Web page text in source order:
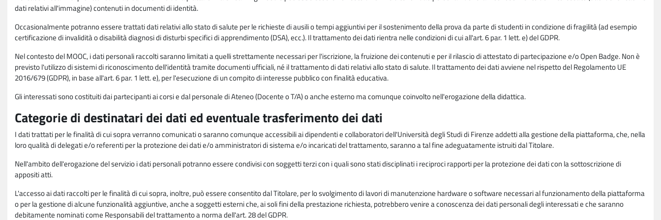
dati relativi all'immagine) contenuti in documenti di identità.
Occasionalmente potranno essere trattati dati relativi allo stato di salute per le richieste di ausili o tempi aggiuntivi per il sostenimento della prova da parte di studenti in condizione di fragilità (ad esempio
certificazione di invalidità o disabilità diagnosi di disturbi specifici di apprendimento (DSA), ecc.). Il trattamento dei dati rientra nelle condizioni di cui all'art. 6 par. 1 lett. e) del GDPR.
Nel contesto del MOOC, i dati personali raccolti saranno limitati a quelli strettamente necessari per l'iscrizione, la fruizione dei contenuti e per il rilascio di attestato di partecipazione e/o Open Badge. Non è
previsto l'utilizzo di sistemi di riconoscimento dell'identità tramite documenti ufficiali, né il trattamento di dati relativi allo stato di salute. Il trattamento dei dati avviene nel rispetto del Regolamento UE
2016/679 (GDPR), in base all'art. 6 par. 1 lett. e), per l'esecuzione di un compito di interesse pubblico con finalità educativa.
Gli interessati sono costituiti dai partecipanti ai corsi e dal personale di Ateneo (Docente o T/A) o anche esterno ma comunque coinvolto nell'erogazione della didattica.
Categorie di destinatari dei dati ed eventuale trasferimento dei dati
I dati trattati per le finalità di cui sopra verranno comunicati o saranno comunque accessibili ai dipendenti e collaboratori dell'Università degli Studi di Firenze addetti alla gestione della piattaforma, che, nella
loro qualità di delegati e/o referenti per la protezione dei dati e/o amministratori di sistema e/o incaricati del trattamento, saranno a tal fine adeguatamente istruiti dal Titolare.
Nell'ambito dell'erogazione del servizio i dati personali potranno essere condivisi con soggetti terzi con i quali sono stati disciplinati i reciproci rapporti per la protezione dei dati con la sottoscrizione di
appositi atti.
L'accesso ai dati raccolti per le finalità di cui sopra, inoltre, può essere consentito dal Titolare, per lo svolgimento di lavori di manutenzione hardware o software necessari al funzionamento della piattaforma
o per la gestione di alcune funzionalità aggiuntive, anche a soggetti esterni che, ai soli fini della prestazione richiesta, potrebbero venire a conoscenza dei dati personali degli interessati e che saranno
debitamente nominati come Responsabili del trattamento a norma dell'art. 28 del GDPR.